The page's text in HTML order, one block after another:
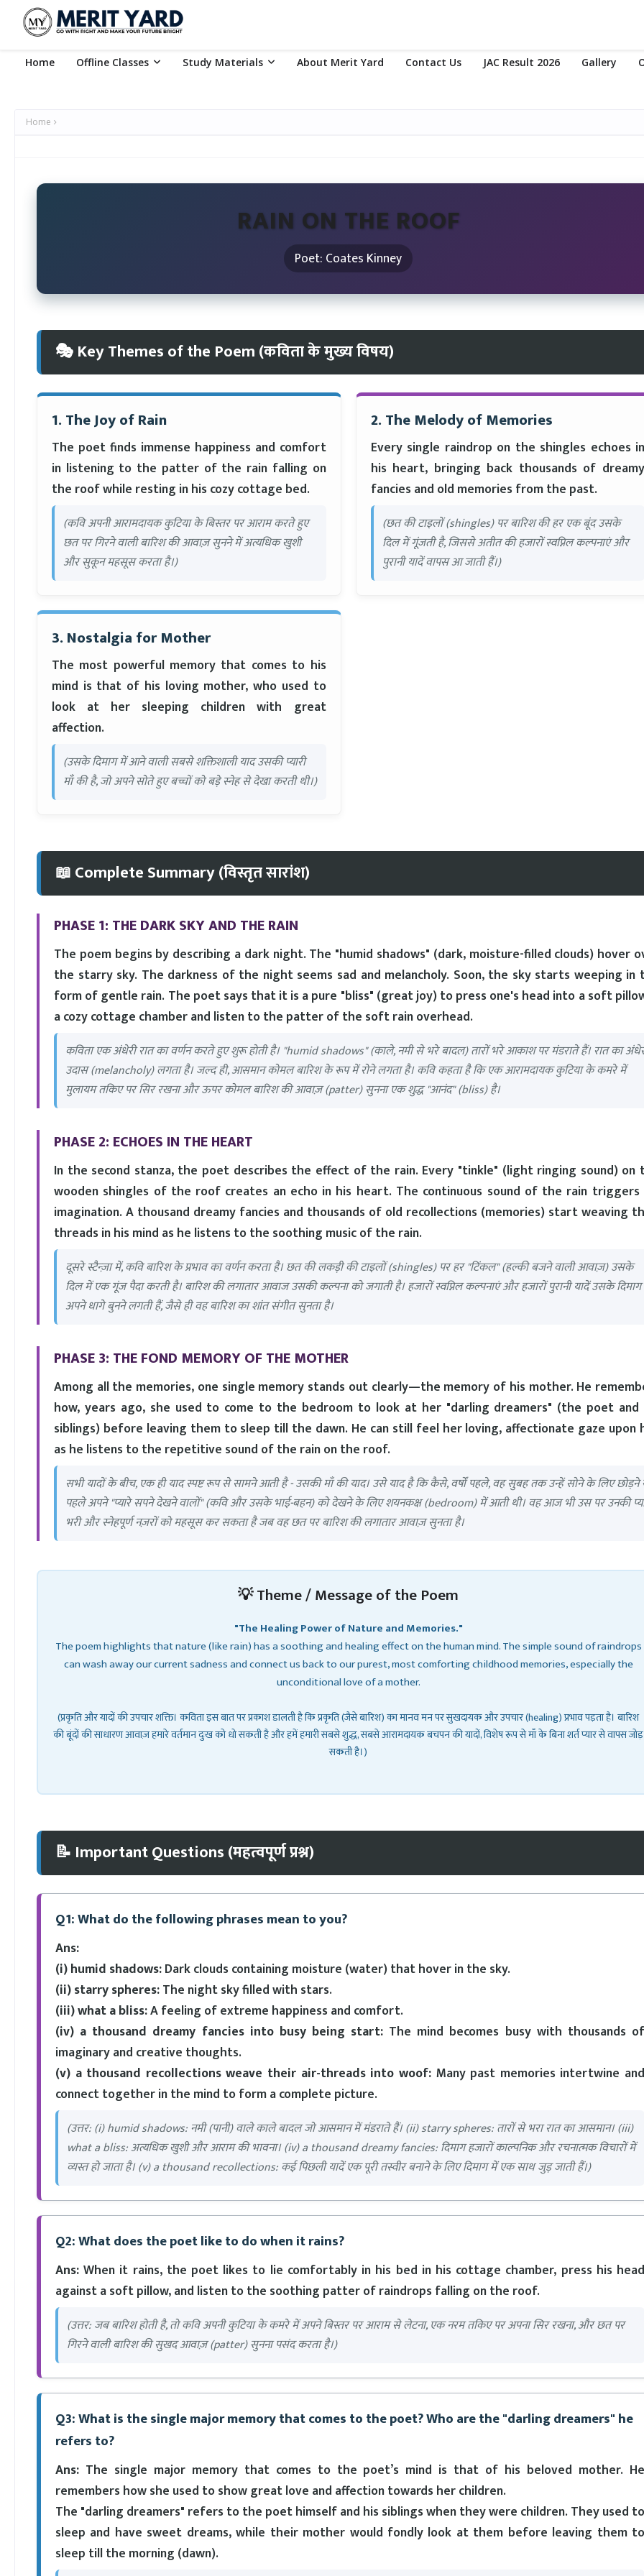
Home Offline Classes Study Materials About Merit Yard Contact Us JAC Result 2026 Gallery
Home
RAIN ON THE ROOF
Poet: Coates Kinney
🎭 Key Themes of the Poem (कविता के मुख्य विषय)
1. The Joy of Rain
The poet finds immense happiness and comfort
in listening to the patter of the rain falling on
the roof while resting in his cozy cottage bed.
(कवि अपनी आरामदायक कुटिया के बिस्तर पर आराम करते हुए
छत पर गिरने वाली बारिश की आवाज़ सुनने में अत्यधिक खुशी
और सुकून महसूस करता है।)
2. The Melody of Memories
Every single raindrop on the shingles echoes in
his heart, bringing back thousands of dreamy
fancies and old memories from the past.
(छत की टाइलों (shingles) पर बारिश की हर एक बूंद उसके
दिल में गूंजती है, जिससे अतीत की हजारों स्वप्निल कल्पनाएं और
पुरानी यादें वापस आ जाती हैं।)
3. Nostalgia for Mother
The most powerful memory that comes to his
mind is that of his loving mother, who used to
look at her sleeping children with great
affection.
(उसके दिमाग में आने वाली सबसे शक्तिशाली याद उसकी प्यारी
माँ की है, जो अपने सोते हुए बच्चों को बड़े स्नेह से देखा करती थी।)
📖 Complete Summary (विस्तृत सारांश)
PHASE 1: THE DARK SKY AND THE RAIN
The poem begins by describing a dark night. The "humid shadows" (dark, moisture-filled clouds) hover
the starry sky. The darkness of the night seems sad and melancholy. Soon, the sky starts weeping in
form of gentle rain. The poet says that it is a pure "bliss" (great joy) to press one's head into a soft
a cozy cottage chamber and listen to the patter of the soft rain overhead.
कविता एक अंधेरी रात का वर्णन करते हुए शुरू होती है। "humid shadows" (काले, नमी से भरे बादल) तारों भरे आकाश पर मंडराते हैं। रात का
उदास (melancholy) लगता है। जल्द ही, आसमान कोमल बारिश के रूप में रोने लगता है। कवि कहता है कि एक आरामदायक कुटिया के कमरे में
मुलायम तकिए पर सिर रखना और ऊपर कोमल बारिश की आवाज़ (patter) सुनना एक शुद्ध "आनंद" (bliss) है।
PHASE 2: ECHOES IN THE HEART
In the second stanza, the poet describes the effect of the rain. Every "tinkle" (light ringing sound) on
wooden shingles of the roof creates an echo in his heart. The continuous sound of the rain triggers
imagination. A thousand dreamy fancies and thousands of old recollections (memories) start weaving
threads in his mind as he listens to the soothing music of the rain.
दूसरे स्टैन्ज़ा में, कवि बारिश के प्रभाव का वर्णन करता है। छत की लकड़ी की टाइलों (shingles) पर हर "टिंकल" (हल्की बजने वाली आवाज़) उसके
दिल में एक गूंज पैदा करती है। बारिश की लगातार आवाज उसकी कल्पना को जगाती है। हजारों स्वप्निल कल्पनाएं और हजारों पुरानी यादें उसके
अपने धागे बुनने लगती हैं, जैसे ही वह बारिश का शांत संगीत सुनता है।
PHASE 3: THE FOND MEMORY OF THE MOTHER
Among all the memories, one single memory stands out clearly—the memory of his mother. He
how, years ago, she used to come to the bedroom to look at her "darling dreamers" (the poet and
siblings) before leaving them to sleep till the dawn. He can still feel her loving, affectionate gaze upon
as he listens to the repetitive sound of the rain on the roof.
सभी यादों के बीच, एक ही याद स्पष्ट रूप से सामने आती है - उसकी माँ की याद। उसे याद है कि कैसे, वर्षों पहले, वह सुबह तक उन्हें सोने के लिए
पहले अपने "प्यारे सपने देखने वालों" (कवि और उसके भाई-बहन) को देखने के लिए शयनकक्ष (bedroom) में आती थी। वह आज भी उस पर उनकी
भरी और स्नेहपूर्ण नज़रों को महसूस कर सकता है जब वह छत पर बारिश की लगातार आवाज़ सुनता है।
💡 Theme / Message of the Poem
"The Healing Power of Nature and Memories."
The poem highlights that nature (like rain) has a soothing and healing effect on the human mind. The simple sound of raindrops
can wash away our current sadness and connect us back to our purest, most comforting childhood memories, especially the
unconditional love of a mother.
(प्रकृति और यादों की उपचार शक्ति। कविता इस बात पर प्रकाश डालती है कि प्रकृति (जैसे बारिश) का मानव मन पर सुखदायक और उपचार (healing) प्रभाव पड़ता है। बारिश
की बूंदों की साधारण आवाज़ हमारे वर्तमान दुःख को धो सकती है और हमें हमारी सबसे शुद्ध, सबसे आरामदायक बचपन की यादों, विशेष रूप से माँ के बिना शर्त प्यार से वापस जोड़
सकती है।)
📝 Important Questions (महत्वपूर्ण प्रश्न)
Q1: What do the following phrases mean to you?
Ans:
(i) humid shadows:Dark clouds containing moisture (water) that hover in the sky.
(ii) starry spheres:The night sky filled with stars.
(iii) what a bliss:A feeling of extreme happiness and comfort.
(iv) a thousand dreamy fancies into busy being start: The mind becomes busy with thousands
imaginary and creative thoughts.
(v) a thousand recollections weave their air-threads into woof:Many past memories intertwine
connect together in the mind to form a complete picture.
(उत्तर: (i) humid shadows: नमी (पानी) वाले काले बादल जो आसमान में मंडराते हैं। (ii) starry spheres: तारों से भरा रात का आसमान। (iii)
what a bliss: अत्यधिक खुशी और आराम की भावना। (iv) a thousand dreamy fancies: दिमाग हजारों काल्पनिक और रचनात्मक विचारों में
व्यस्त हो जाता है। (v) a thousand recollections: कई पिछली यादें एक पूरी तस्वीर बनाने के लिए दिमाग में एक साथ जुड़ जाती हैं।)
Q2: What does the poet like to do when it rains?
Ans: When it rains, the poet likes to lie comfortably in his bed in his cottage chamber, press his head
against a soft pillow, and listen to the soothing patter of raindrops falling on the roof.
(उत्तर: जब बारिश होती है, तो कवि अपनी कुटिया के कमरे में अपने बिस्तर पर आराम से लेटना, एक नरम तकिए पर अपना सिर रखना, और छत पर
गिरने वाली बारिश की सुखद आवाज़ (patter) सुनना पसंद करता है।)
Q3: What is the single major memory that comes to the poet? Who are the "darling dreamers" he
refers to?
Ans: The single major memory that comes to the poet’s mind is that of his beloved mother. He
remembers how she used to show great love and affection towards her children.
The "darling dreamers" refers to the poet himself and his siblings when they were children. They used to
sleep and have sweet dreams, while their mother would fondly look at them before leaving them to
sleep till the morning (dawn).